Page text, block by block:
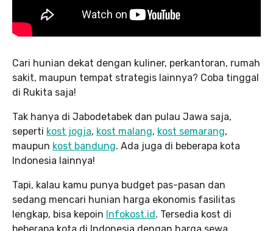
Cari hunian dekat dengan kuliner, perkantoran, rumah
sakit, maupun tempat strategis lainnya? Coba tinggal
di Rukita saja!
Tak hanya di Jabodetabek dan pulau Jawa saja,
seperti kost jogja, kost malang, kost semarang,
maupun kost bandung. Ada juga di beberapa kota
Indonesia lainnya!
Tapi, kalau kamu punya budget pas-pasan dan
sedang mencari hunian harga ekonomis fasilitas
lengkap, bisa kepoin Infokost.id. Tersedia kost di